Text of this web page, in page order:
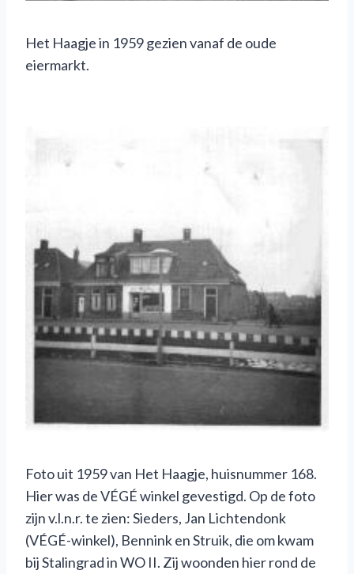
Het Haagje in 1959 gezien vanaf de oude
eiermarkt.
Foto uit 1959 van Het Haagje, huisnummer 168.
Hier was de VÉGÉ winkel gevestigd. Op de foto
zijn v.l.n.r. te zien: Sieders, Jan Lichtendonk
(VÉGÉ-winkel), Bennink en Struik, die om kwam
bij Stalingrad in WO II. Zij woonden hier rond de